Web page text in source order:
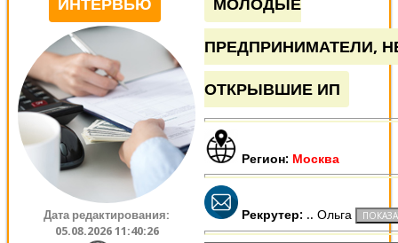
ИНТЕРВЬЮ
Дата редактирования:
05.08.2026 11:40:26
МОЛОДЫЕ
ПРЕДПРИНИМАТЕЛИ,
ОТКРЫВШИЕ ИП
Регион: Москва
Рекрутер: .. Ольга